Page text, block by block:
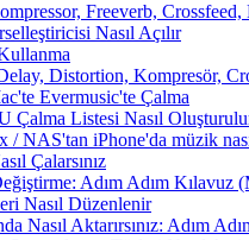
Freeverb,
Nasıl Açılır
Distortion, Kompresör,
Evermusic'te Çalma
Çalma Listesi Nasıl
iPhone'da müzik
Çalarsınız
Adım Adım Kılavuz
Nasıl Düzenlenir
Nasıl Aktarırsınız: Adım